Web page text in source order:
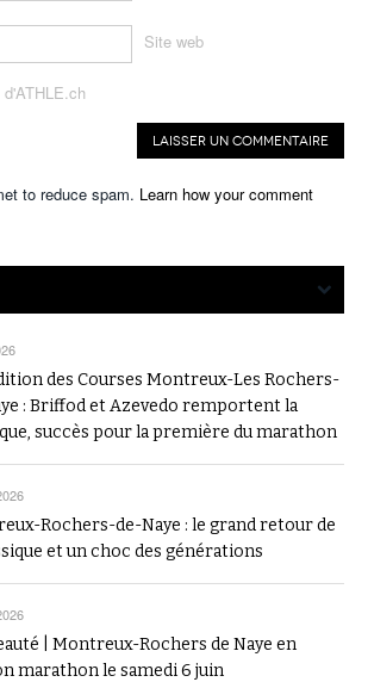
Site web
to reduce spam. Learn how your comment
des Courses Montreux-Les Rochers-
: Briffod et Azevedo remportent la
succès pour la première du marathon
Rochers-de-Naye : le grand retour de
et un choc des générations
| Montreux-Rochers de Naye en
marathon le samedi 6 juin